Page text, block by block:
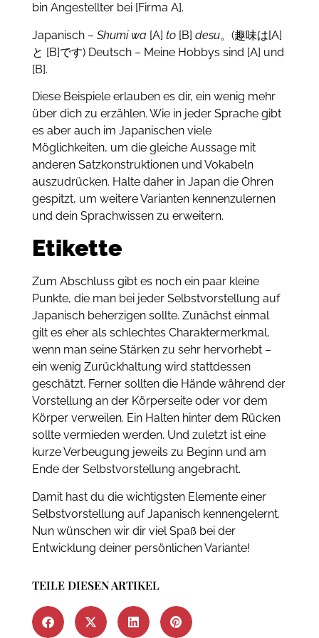
bin Angestellter bei [Firma A].
Japanisch – Shumi wa [A] to [B] desu。(趣味は[A]
と [B]です) Deutsch – Meine Hobbys sind [A] und
[B].
Diese Beispiele erlauben es dir, ein wenig mehr
über dich zu erzählen. Wie in jeder Sprache gibt
es aber auch im Japanischen viele
Möglichkeiten, um die gleiche Aussage mit
anderen Satzkonstruktionen und Vokabeln
auszudrücken. Halte daher in Japan die Ohren
gespitzt, um weitere Varianten kennenzulernen
und dein Sprachwissen zu erweitern.
Etikette
Zum Abschluss gibt es noch ein paar kleine
Punkte, die man bei jeder Selbstvorstellung auf
Japanisch beherzigen sollte. Zunächst einmal
gilt es eher als schlechtes Charaktermerkmal,
wenn man seine Stärken zu sehr hervorhebt –
ein wenig Zurückhaltung wird stattdessen
geschätzt. Ferner sollten die Hände während der
Vorstellung an der Körperseite oder vor dem
Körper verweilen. Ein Halten hinter dem Rücken
sollte vermieden werden. Und zuletzt ist eine
kurze Verbeugung jeweils zu Beginn und am
Ende der Selbstvorstellung angebracht.
Damit hast du die wichtigsten Elemente einer
Selbstvorstellung auf Japanisch kennengelernt.
Nun wünschen wir dir viel Spaß bei der
Entwicklung deiner persönlichen Variante!
TEILE DIESEN ARTIKEL